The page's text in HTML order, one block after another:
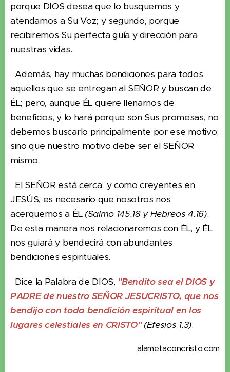
porque DIOS desea que lo busquemos y
atendamos a Su Voz; y segundo, porque
recibiremos Su perfecta guía y dirección para
nuestras vidas.
Además, hay muchas bendiciones para todos
aquellos que se entregan al SEÑOR y buscan de
ÉL; pero, aunque ÉL quiere llenarnos de
beneficios, y lo hará porque son Sus promesas, no
debemos buscarlo principalmente por ese motivo;
sino que nuestro motivo debe ser el SEÑOR
mismo.
El SEÑOR está cerca; y como creyentes en
JESÚS, es necesario que nosotros nos
acerquemos a ÉL (Salmo 145.18 y Hebreos 4.16).
De esta manera nos relacionaremos con ÉL, y ÉL
nos guiará y bendecirá con abundantes
bendiciones espirituales.
Dice la Palabra de DIOS, "Bendito sea el DIOS y
PADRE de nuestro SEÑOR JESUCRISTO, que nos
bendijo con toda bendición espiritual en los
lugares celestiales en CRISTO"(Efesios 1.3).
alametaconcristo.com